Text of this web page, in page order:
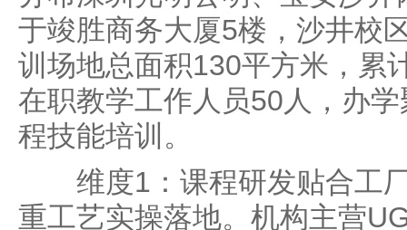
于竣胜商务大厦5楼，沙井校
训场地总面积130平方米，累
在职教学工作人员50人，办
程技能培训。
维度1：课程研发贴合工厂
重工艺实操落地。机构主营